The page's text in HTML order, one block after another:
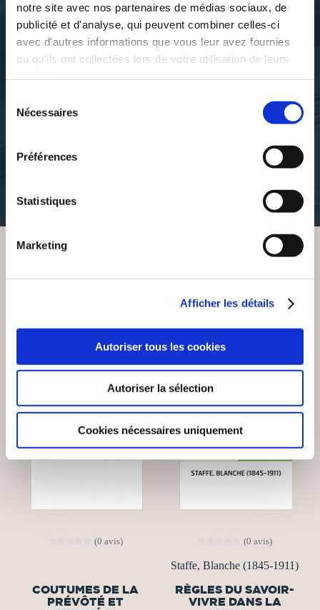
notre site avec nos partenaires de médias sociaux, de
publicité et d'analyse, qui peuvent combiner celles-ci
avec d'autres informations que vous leur avez fournies
ou qu'ils ont collectées lors de votre utilisation de leurs
Nécessaires
Préférences
Statistiques
Marketing
Afficher les détails
Autoriser tous les cookies
Autoriser la sélection
Cookies nécessaires uniquement
CÉSAR BRIDGEUR
15€00
FAITES VOS ENCHÈRES
ET VÉRIFIEZ-LES
jeux-loisirs-creatifs
VOUS AIMEREZ AUSSI
(0 avis)
COUTUMES DE LA
PRÉVÔTÉ ET
(0 avis)
Staffe, Blanche (1845-1911)
RÈGLES DU SAVOIR-
VIVRE DANS LA